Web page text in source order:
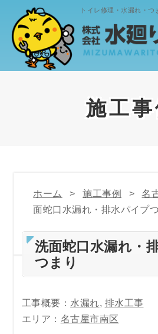
トイレ修理・水漏れ・つ
施工事
ホーム 施工事例 名
面蛇口水漏れ・排水パイプ
洗面蛇口水漏れ・
つまり
工事概要： 水漏れ
排水工事
エリア： 名古屋市南区